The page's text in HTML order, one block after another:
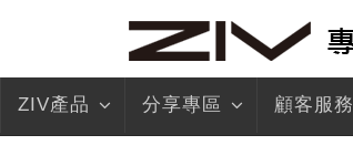
ZIV產品 分享專區 顧客服務